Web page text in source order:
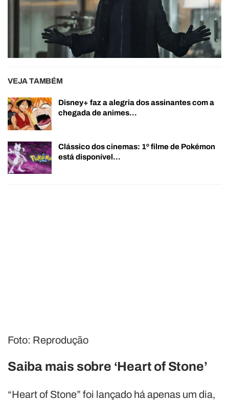
VEJA TAMBÉM
Disney+ faz a alegria dos assinantes com a
chegada de animes…
Clássico dos cinemas: 1º filme de Pokémon
está disponível…
Foto: Reprodução
Saiba mais sobre ‘Heart of Stone’
“Heart of Stone” foi lançado há apenas um dia,